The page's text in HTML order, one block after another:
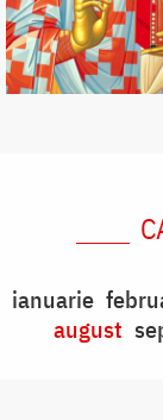
ianuarie
august